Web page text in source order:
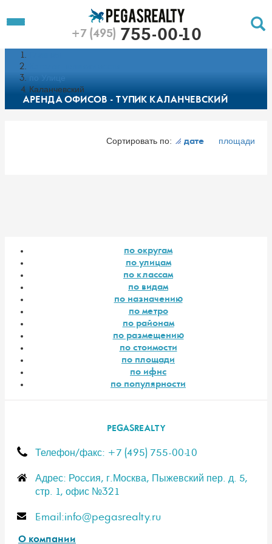
Toggle
Push
+7 (495) 755-00-10
Каланчевский
АРЕНДА ОФИСОВ - ТУПИК КАЛАНЧЕВСКИЙ
Сортировать по: дате площади
по округам
по улицам
по классам
по видам
по назначению
по метро
по районам
по размещению
по стоимости
по площади
по ифнс
по популярности
PEGASREALTY
Телефон/факс: +7 (495) 755-00-10
Адрес: Россия, г.Москва, Пыжевский пер. д. 5,
стр. 1, офис №321
E-mail:info@pegasrealty.ru
О компании